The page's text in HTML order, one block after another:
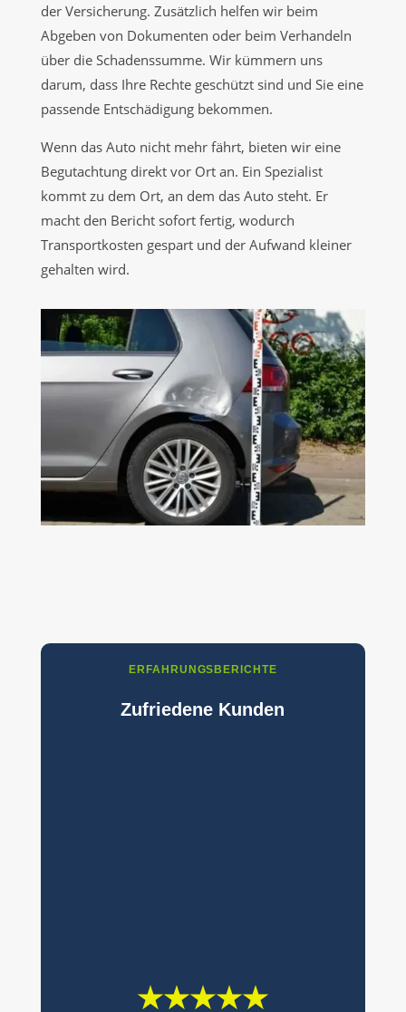
der Versicherung. Zusätzlich helfen wir beim
Abgeben von Dokumenten oder beim Verhandeln
über die Schadenssumme. Wir kümmern uns
darum, dass Ihre Rechte geschützt sind und Sie eine
passende Entschädigung bekommen.
Wenn das Auto nicht mehr fährt, bieten wir eine
Begutachtung direkt vor Ort an. Ein Spezialist
kommt zu dem Ort, an dem das Auto steht. Er
macht den Bericht sofort fertig, wodurch
Transportkosten gespart und der Aufwand kleiner
gehalten wird.
ERFAHRUNGSBERICHTE
Zufriedene Kunden
★★★★★